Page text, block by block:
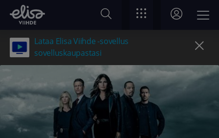
Lataa Elisa Viihde -sovellus
sovelluskaupastasi